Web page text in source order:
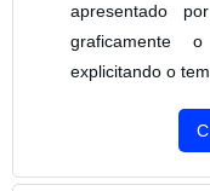
apresentado
graficamente
explicitando o